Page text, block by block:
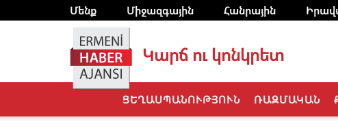
Մենք Միջազգային Հանրային
Կարճ ու կոնկրետ
ՑԵՂԱՍՊԱՆՈՒԹՅՈՒՆ ՌԱԶՄԱԿԱՆ